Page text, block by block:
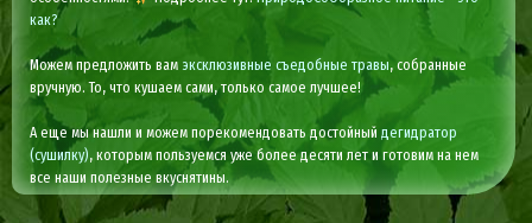
как?
Можем предложить вам эксклюзивные съедобные травы, собранные
вручную. То, что кушаем сами, только самое лучшее!
А еще мы нашли и можем порекомендовать достойныйдегидратор
(сушилку), которым пользуемся уже более десяти лет и готовим на нем
все наши полезные вкуснятины.